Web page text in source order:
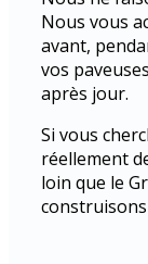
Nous vous
avant,
vos
après jour.
Si vous
réellement
loin que le